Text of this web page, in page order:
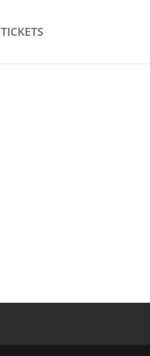
TICKETS